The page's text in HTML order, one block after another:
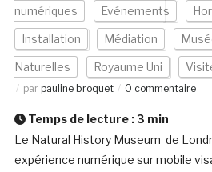
numériques Evénements
Installation Médiation
Naturelles Royaume Uni
par pauline broquet 0 commentaire
Temps de lecture : 3 min
Le Natural History Museum de
expérience numérique sur mobile